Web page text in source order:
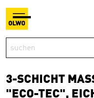
3-SCHICHT
"ECO-TEC",